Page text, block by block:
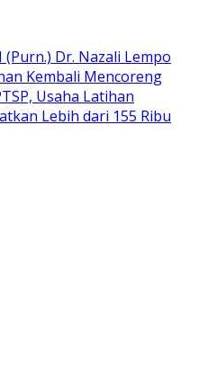
Dr. Nazali Lempo
Kembali Mencoreng
Usaha Latihan
Lebih dari 155 Ribu